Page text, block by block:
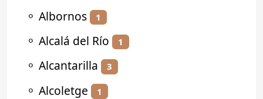
⚬ Albornos 1
⚬ Alcalá del Río 1
⚬ Alcantarilla 3
⚬ Alcoletge 1